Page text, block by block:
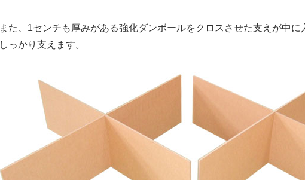
また、1センチも厚みがある強化ダンボールをクロスさせた支えが中に
しっかり支えます。